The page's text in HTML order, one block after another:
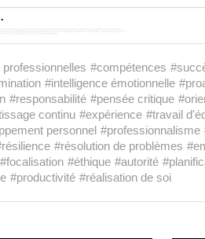
#compétences
#intelligence émotionnelle
#responsabilité #pensée critique
continu #expérience #travail
personnel #professionnalisme
#résolution de problèmes
#focalisation #éthique #autorité
#productivité #réalisation de soi